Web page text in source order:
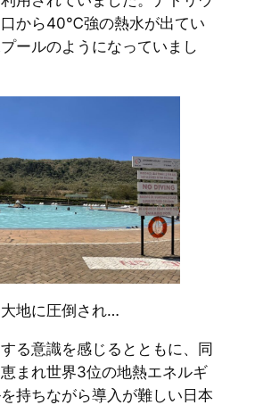
口から40℃強の熱水が出てい
ールのようになっていまし
地に圧倒され…
る意識を感じるとともに、同
まれ世界3位の地熱エネルギ
持ちながら導入が難しい日本